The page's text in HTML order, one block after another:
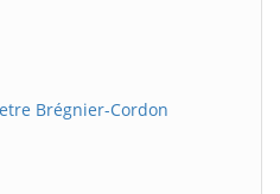
Brégnier-Cordon